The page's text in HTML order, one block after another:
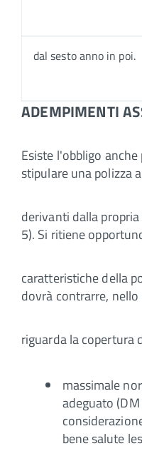
dal sesto anno in poi.
ADEMPIMENTI
Esiste l'obbligo
stipulare una polizza
derivanti dalla
5). Si ritiene
caratteristiche della
dovrà contrarre,
riguarda la copertura
massimale
adeguato
bene salute